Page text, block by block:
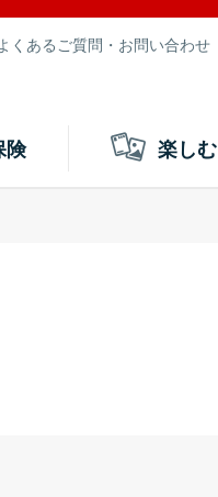
くあるご質問・お問い合わせ
険 楽しむ